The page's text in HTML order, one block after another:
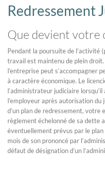
Redressement
Que devient votre
Pendant la poursuite de l’activité
travail est maintenu de plein
l’entreprise peut s’accompagner
à caractère économique. Le
l’administrateur judiciaire
l’employeur après autorisation du
d’un plan de redressement, votre
règlement échelonné de sa dette
éventuellement prévus par le
mois de son prononcé par
défaut de désignation d’un